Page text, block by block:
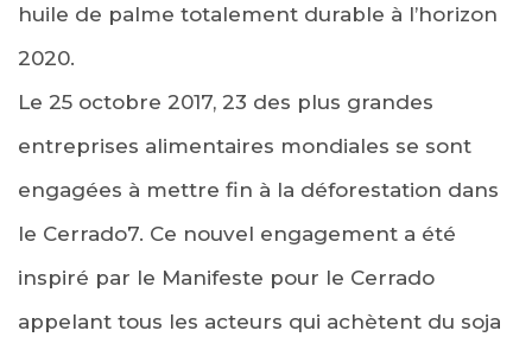
huile de palme totalement durable à l’horizon
2020.
Le 25 octobre 2017, 23 des plus grandes
entreprises alimentaires mondiales se sont
engagées à mettre fin à la déforestation dans
le Cerrado7. Ce nouvel engagement a été
inspiré par le Manifeste pour le Cerrado
appelant tous les acteurs qui achètent du soja